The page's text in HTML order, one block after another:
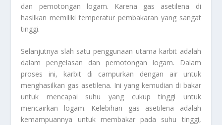
dan pemotongan logam. Karena gas asetilena di
hasilkan memiliki temperatur pembakaran yang sangat
tinggi.
Selanjutnya slah satu penggunaan utama karbit adalah
dalam pengelasan dan pemotongan logam. Dalam
proses ini, karbit di campurkan dengan air untuk
menghasilkan gas asetilena. Ini yang kemudian di bakar
untuk mencapai suhu yang cukup tinggi untuk
mencairkan logam. Kelebihan gas asetilena adalah
kemampuannya untuk membakar pada suhu tinggi,